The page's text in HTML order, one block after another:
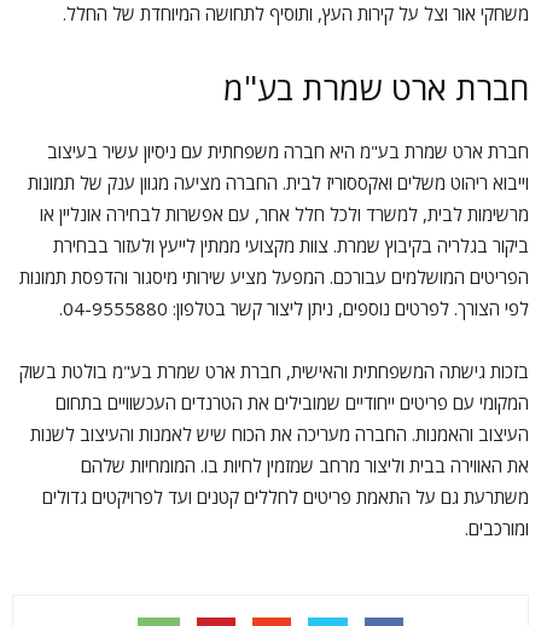
משחקי אור וצל על קירות העץ, ותוסיף לתחושה המיוחדת של החלל.
חברת ארט שמרת בע"מ
חברת ארט שמרת בע"מ היא חברה משפחתית עם ניסיון עשיר בעיצוב
וייבוא ריהוט משלים ואקססוריז לבית. החברה מציעה מגוון ענק של תמונות
מרשימות לבית, למשרד ולכל חלל אחר, עם אפשרות לבחירה אונליין או
ביקור בגלריה בקיבוץ שמרת. צוות מקצועי ממתין לייעץ ולעזור בבחירת
הפריטים המושלמים עבורכם. המפעל מציע שירותי מיסגור והדפסת תמונות
לפי הצורך. לפרטים נוספים, ניתן ליצור קשר בטלפון: 04-9555880.
בזכות גישתה המשפחתית והאישית, חברת ארט שמרת בע"מ בולטת בשוק
המקומי עם פריטים ייחודיים שמובילים את הטרנדים העכשוויים בתחום
העיצוב והאמנות. החברה מעריכה את הכוח שיש לאמנות והעיצוב לשנות
את האווירה בבית וליצור מרחב שמזמין לחיות בו. המומחיות שלהם
משתרעת גם על התאמת פריטים לחללים קטנים ועד לפרויקטים גדולים
ומורכבים.